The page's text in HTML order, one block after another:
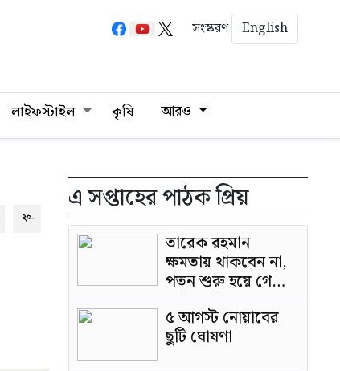
সংস্করণ English
লাইফস্টাইল কৃষি আরও
ফ-
এ সপ্তাহের পাঠক প্রিয়
তারেক রহমান
ক্ষমতায় থাকবেন না,
পতন শুরু হয়ে গেছে:
পাটওয়ারী
৫ আগস্ট নোয়াবের
ছুটি ঘোষণা